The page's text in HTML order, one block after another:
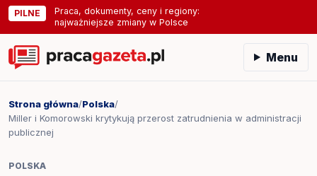
PILNE
Praca, dokumenty, ceny i regiony:
najważniejsze zmiany w Polsce
Menu
Strona główna/Polska/
Miller i Komorowski krytykują przerost zatrudnienia w administracji
publicznej
POLSKA